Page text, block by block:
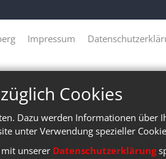
Cookies
Dazu werden Informationen über
unter Verwendung spezieller
mit unserer Datenschutzerklärung
Impressum